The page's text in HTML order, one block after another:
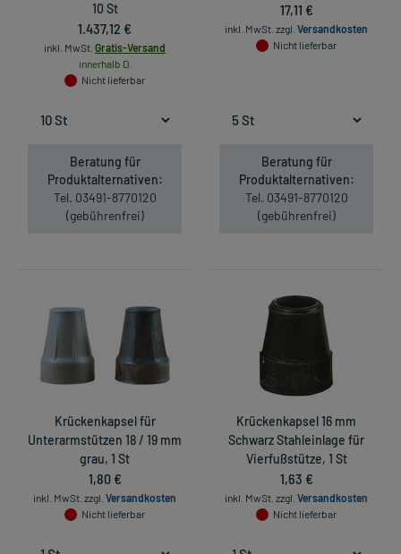
10 St
1.437,12 €
inkl. MwSt. Gratis-Versand
innerhalb D.
Nicht lieferbar
Beratung für
Produktalternativen:
Tel. 03491-8770120
(gebührenfrei)
17,11 €
inkl. MwSt. zzgl. Versandkosten
Nicht lieferbar
Beratung für
Produktalternativen:
Tel. 03491-8770120
(gebührenfrei)
Krückenkapsel für
Unterarmstützen 18 / 19 mm
grau, 1 St
1,80 €
inkl. MwSt. zzgl. Versandkosten
Nicht lieferbar
Krückenkapsel 16 mm
Schwarz Stahleinlage für
Vierfußstütze, 1 St
1,63 €
inkl. MwSt. zzgl. Versandkosten
Nicht lieferbar